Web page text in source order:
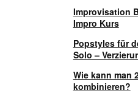
Improvisation
Impro Kurs
Popstyles für
Solo –
Wie kann man
kombinieren?